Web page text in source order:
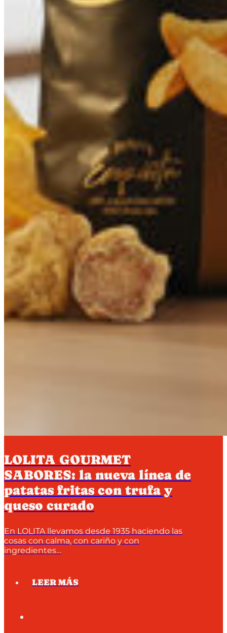
LOLITA GOURMET
SABORES: la nueva línea de
patatas fritas con trufa y
queso curado
En LOLITA llevamos desde 1935 haciendo las
cosas con calma, con cariño y con
ingredientes…
LEER MÁS